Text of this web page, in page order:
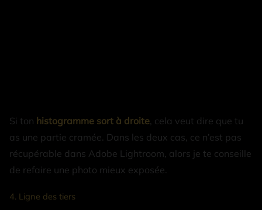
Si ton histogramme sort à droite, cela veut dire que tu
as une partie cramée. Dans les deux cas, ce n’est pas
récupérable dans Adobe Lightroom, alors je te conseille
de refaire une photo mieux exposée.
4. Ligne des tiers